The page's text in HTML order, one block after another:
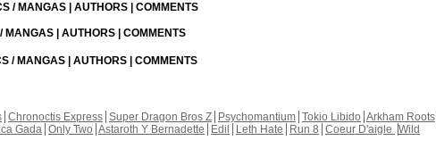
/ MANGAS | AUTHORS | COMMENTS
MANGAS | AUTHORS | COMMENTS
/ MANGAS | AUTHORS | COMMENTS
Chronoctis Express Super Dragon Bros Z Psychomantium Tokio Libido Arkham Roots
Gada Only Two Astaroth Y Bernadette Edil Leth Hate Run 8 Coeur D'aigle Wild